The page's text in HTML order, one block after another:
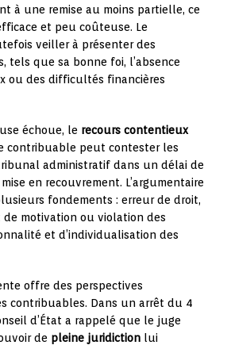
à une remise au moins partielle, ce
et peu coûteuse. Le
veiller à présenter des
tels que sa bonne foi, l’absence
ou des difficultés financières
échoue, le recours contentieux
contribuable peut contester les
administratif dans un délai de
en recouvrement. L’argumentaire
fondements : erreur de droit,
motivation ou violation des
et d’individualisation des
offre des perspectives
contribuables. Dans un arrêt du 4
d’État a rappelé que le juge
de pleine juridiction lui